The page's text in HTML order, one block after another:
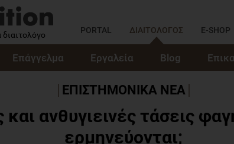
PORTAL ΔΙΑΙΤΟΛΟΓΟΣ E-SHOP
Επάγγελμα Εργαλεία Blog
ΕΠΙΣΤΗΜΟΝΙΚΑ ΝΕΑ
και ανθυγιεινές τάσεις
ερμηνεύονται;